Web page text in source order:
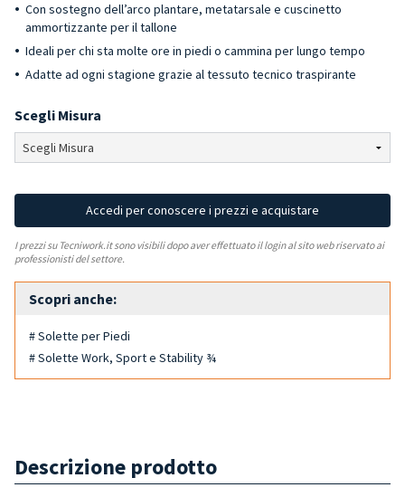
Con sostegno dell’arco plantare, metatarsale e cuscinetto
ammortizzante per il tallone
Ideali per chi sta molte ore in piedi o cammina per lungo tempo
Adatte ad ogni stagione grazie al tessuto tecnico traspirante
Scegli Misura
Accedi per conoscere i prezzi e acquistare
I prezzi su Tecniwork.it sono visibili dopo aver effettuato il login al sito web riservato ai
professionisti del settore.
Scopri anche:
# Solette per Piedi
# Solette Work, Sport e Stability ¾
Descrizione prodotto